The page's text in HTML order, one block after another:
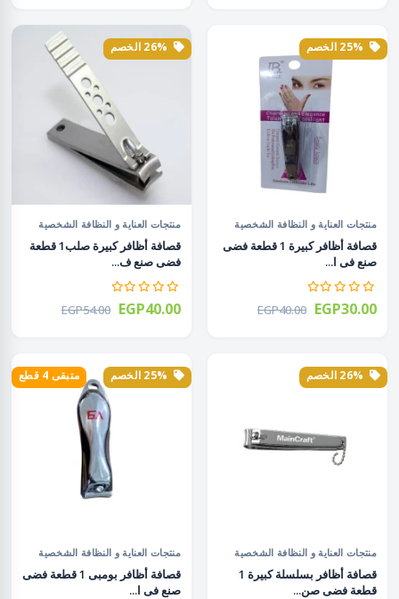
منتجات العناية و النظافة الشخصية
قصافة أظافر كبيرة 1 قطعة فضى
صنع فى ا...
EGP40.00 EGP30.00
منتجات العناية و النظافة الشخصية
قصافة أظافر كبيرة صلب1 قطعة
فضى صنع ف...
EGP54.00 EGP40.00
منتجات العناية و النظافة الشخصية
قصافة أظافر بسلسلة كبيرة 1
قطعة فضى صن...
متبقى 4 قطع
منتجات العناية و النظافة الشخصية
قصافة أظافر بومبى 1 قطعة فضى
صنع فى ا...